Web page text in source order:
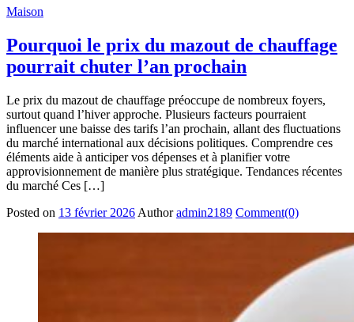
Maison
Pourquoi le prix du mazout de chauffage
pourrait chuter l’an prochain
Le prix du mazout de chauffage préoccupe de nombreux foyers,
surtout quand l’hiver approche. Plusieurs facteurs pourraient
influencer une baisse des tarifs l’an prochain, allant des fluctuations
du marché international aux décisions politiques. Comprendre ces
éléments aide à anticiper vos dépenses et à planifier votre
approvisionnement de manière plus stratégique. Tendances récentes
du marché Ces […]
Posted on 13 février 2026 Author admin2189 Comment(0)